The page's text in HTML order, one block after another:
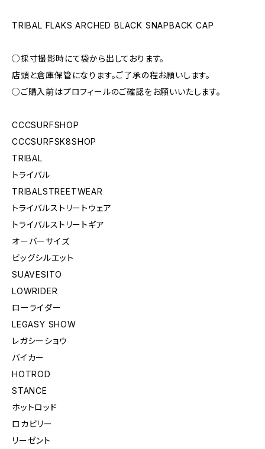
TRIBAL FLAKS ARCHED BLACK SNAPBACK CAP
○採寸撮影時にて袋から出しております。
店頭と倉庫保管になります。ご了承の程お願いします。
○ご購入前はプロフィールのご確認をお願いいたします。
CCCSURFSHOP
CCCSURFSK8SHOP
TRIBAL
トライバル
TRIBALSTREETWEAR
トライバルストリートウェア
トライバルストリートギア
オーバーサイズ
ビッグシルエット
SUAVESITO
LOWRIDER
ローライダー
LEGASY SHOW
レガシーショウ
バイカー
HOTROD
STANCE
ホットロッド
ロカビリー
リーゼント